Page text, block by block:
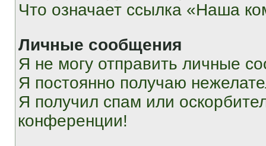
Что означает ссылка «Наша
Личные сообщения
Я не могу отправить личные
Я постоянно получаю
Я получил спам или
конференции!